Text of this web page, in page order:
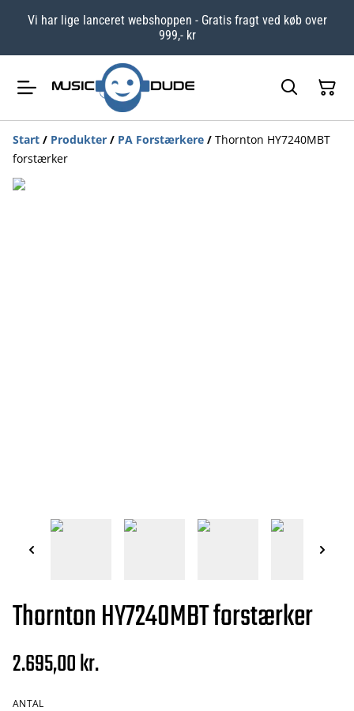
Vi har lige lanceret webshoppen - Gratis fragt ved køb over
999,- kr
Start / Produkter / PA Forstærkere / Thornton HY7240MBT
forstærker
Thornton HY7240MBT forstærker
2.695,00 kr.
ANTAL